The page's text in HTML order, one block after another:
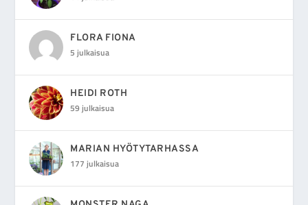
FLORA FIONA
5 julkaisua
HEIDI ROTH
59 julkaisua
MARIAN HYÖTYTARHASSA
177 julkaisua